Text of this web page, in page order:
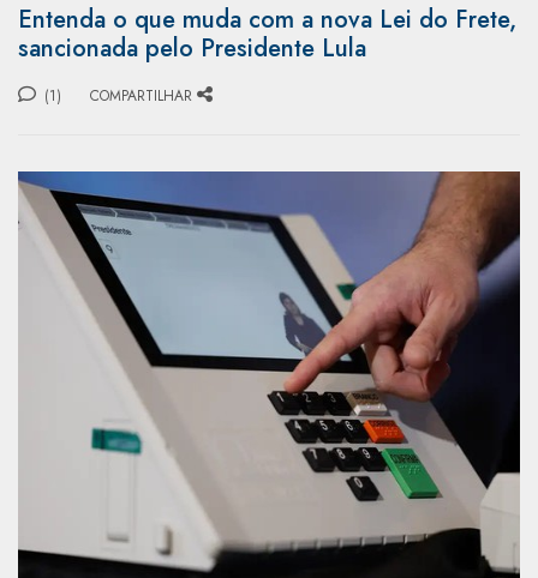
Entenda o que muda com a nova Lei do Frete,
sancionada pelo Presidente Lula
(1) COMPARTILHAR